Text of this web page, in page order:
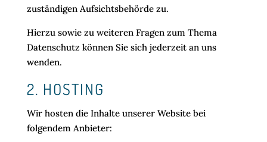
zuständigen Aufsichtsbehörde zu.
Hierzu sowie zu weiteren Fragen zum Thema
Datenschutz können Sie sich jederzeit an uns
wenden.
2. HOSTING
Wir hosten die Inhalte unserer Website bei
folgendem Anbieter: